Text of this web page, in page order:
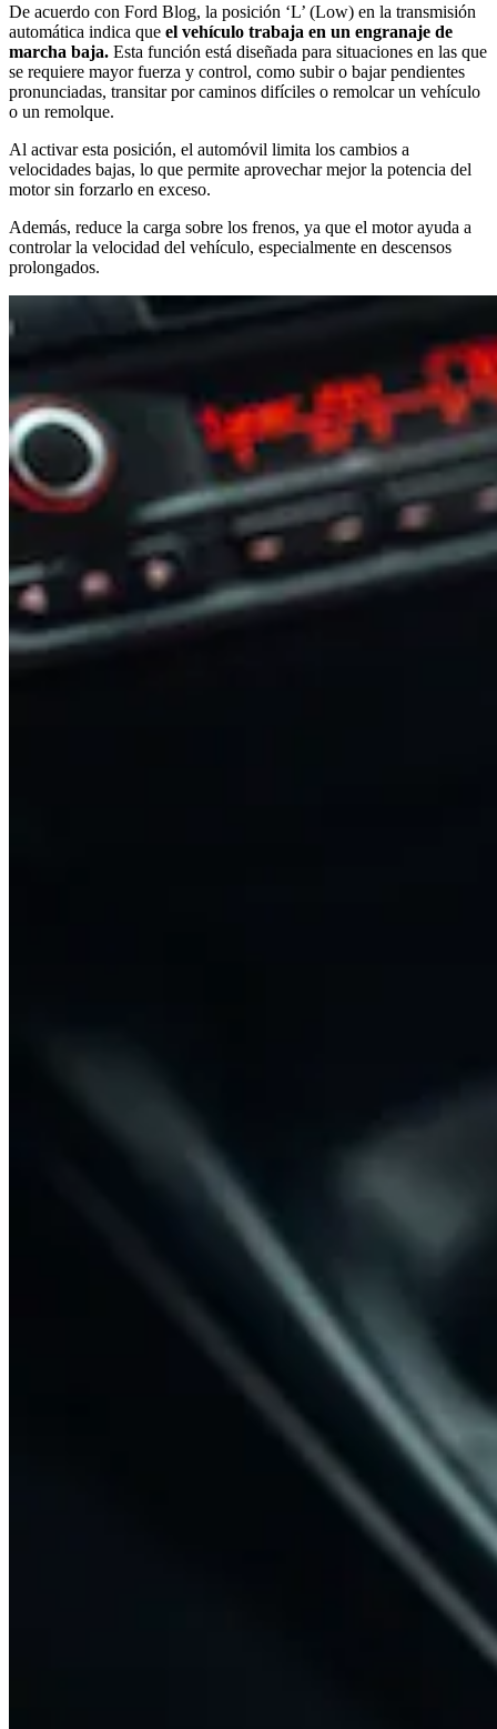
De acuerdo con Ford Blog, la posición ‘L’ (Low) en la transmisión
automática indica que el vehículo trabaja en un engranaje de
marcha baja. Esta función está diseñada para situaciones en las que
se requiere mayor fuerza y control, como subir o bajar pendientes
pronunciadas, transitar por caminos difíciles o remolcar un vehículo
o un remolque.
Al activar esta posición, el automóvil limita los cambios a
velocidades bajas, lo que permite aprovechar mejor la potencia del
motor sin forzarlo en exceso.
Además, reduce la carga sobre los frenos, ya que el motor ayuda a
controlar la velocidad del vehículo, especialmente en descensos
prolongados.